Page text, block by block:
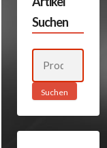
Suchen
Suchen